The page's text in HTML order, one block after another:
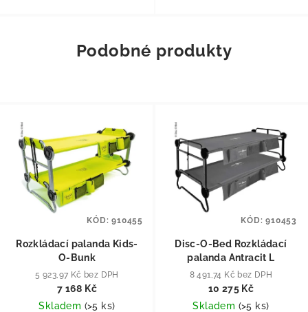
Podobné produkty
Rozkládací palanda Kids-
O-Bunk
5 923,97 Kč bez DPH
7 168 Kč
Skladem (>5 ks)
KÓD:910455
Disc-O-Bed Rozkládací
palanda Antracit L
8 491,74 Kč bez DPH
10 275 Kč
Skladem (>5 ks)
KÓD:910453